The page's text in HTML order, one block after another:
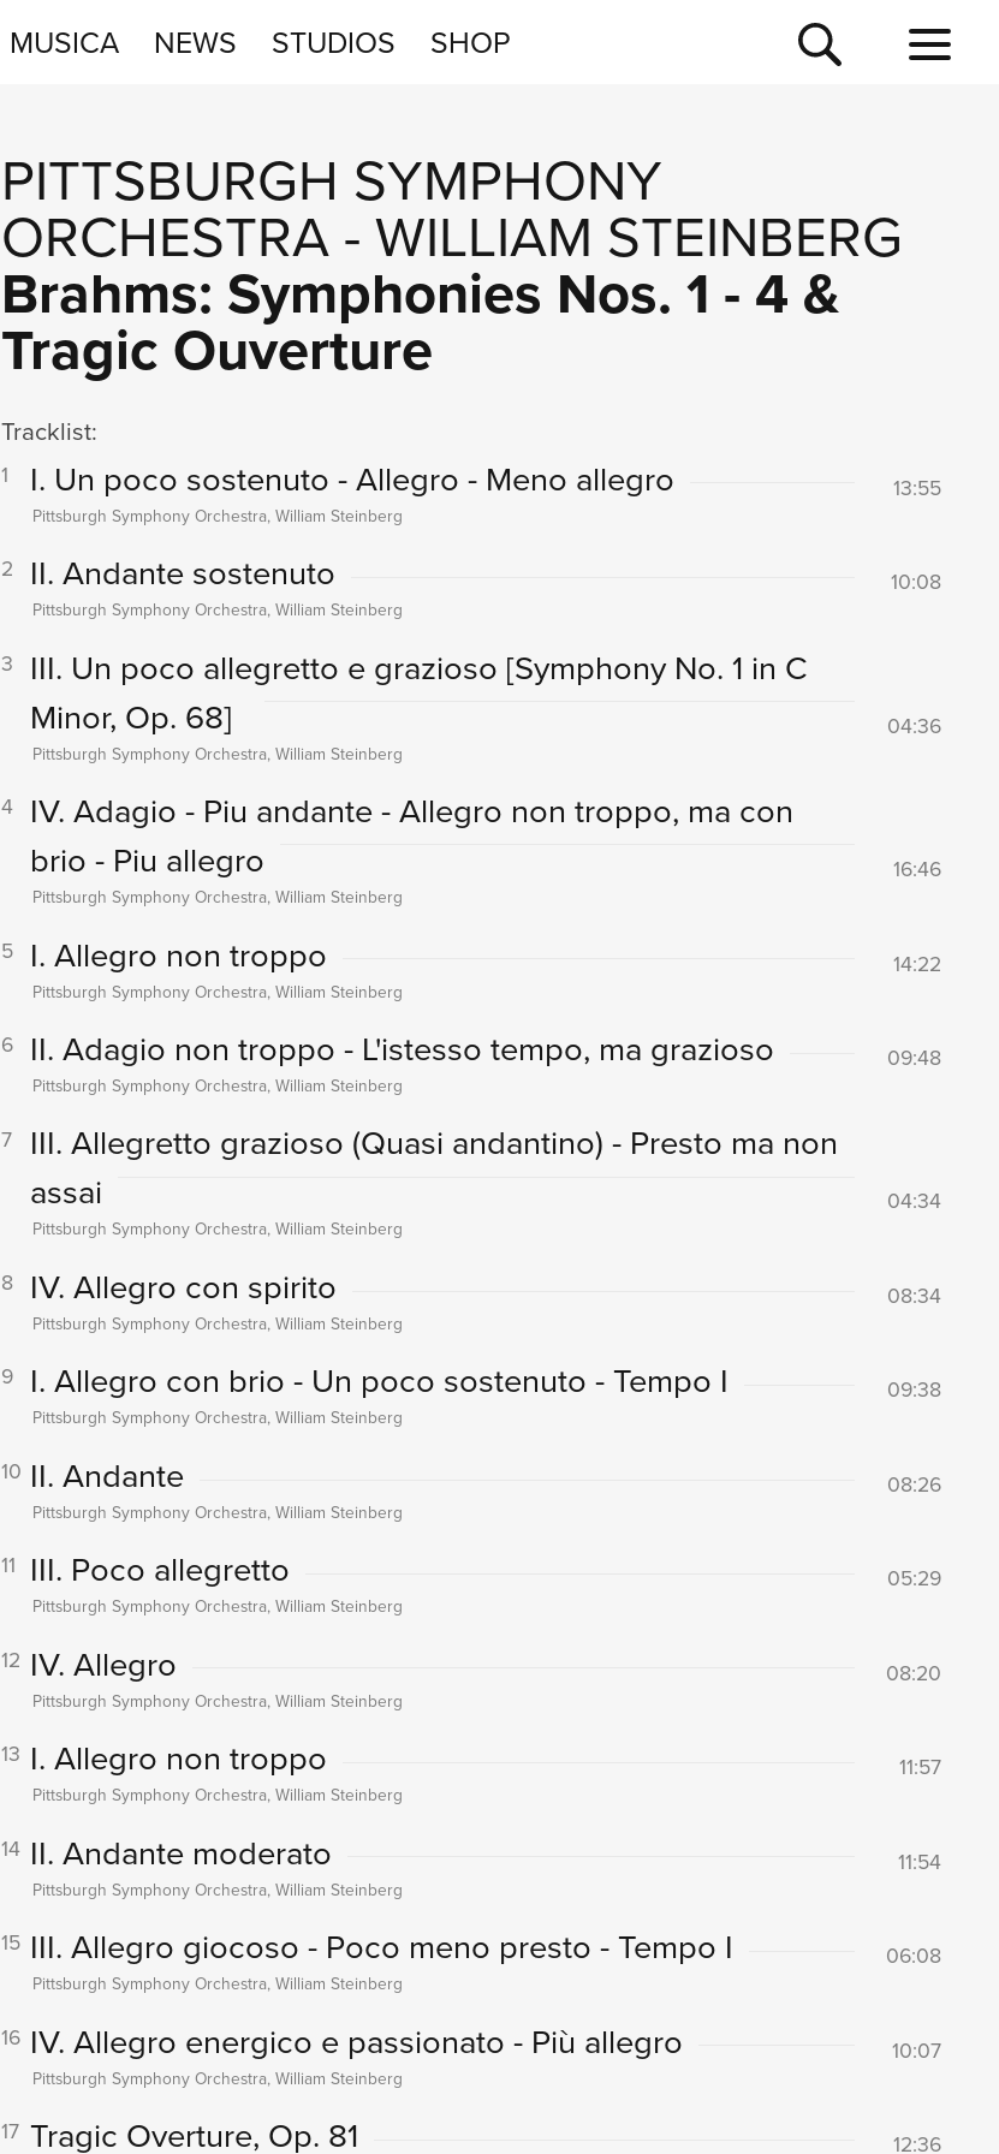
MUSICA NEWS STUDIOS SHOP
PITTSBURGH SYMPHONY
ORCHESTRA-WILLIAM STEINBERG
Brahms: Symphonies Nos. 1 - 4 &
Tragic Ouverture
Tracklist:
1 I. Un poco sostenuto - Allegro - Meno allegro 13:55
Pittsburgh Symphony Orchestra, William Steinberg
2 II. Andante sostenuto 10:08
Pittsburgh Symphony Orchestra, William Steinberg
3 III. Un poco allegretto e grazioso [Symphony No. 1 in C
Minor, Op. 68]
04:36
Pittsburgh Symphony Orchestra, William Steinberg
4
IV. Adagio - Piu andante - Allegro non troppo, ma con
brio - Piu allegro
16:46
Pittsburgh Symphony Orchestra, William Steinberg
5 I. Allegro non troppo 14:22
Pittsburgh Symphony Orchestra, William Steinberg
6 II. Adagio non troppo - L'istesso tempo, ma grazioso 09:48
Pittsburgh Symphony Orchestra, William Steinberg
7
III. Allegretto grazioso (Quasi andantino) - Presto ma non
assai
04:34
Pittsburgh Symphony Orchestra, William Steinberg
8 IV. Allegro con spirito 08:34
Pittsburgh Symphony Orchestra, William Steinberg
9 I. Allegro con brio - Un poco sostenuto - Tempo I 09:38
Pittsburgh Symphony Orchestra, William Steinberg
10 II. Andante 08:26
Pittsburgh Symphony Orchestra, William Steinberg
11 III. Poco allegretto 05:29
Pittsburgh Symphony Orchestra, William Steinberg
12 IV. Allegro 08:20
Pittsburgh Symphony Orchestra, William Steinberg
13 I. Allegro non troppo 11:57
Pittsburgh Symphony Orchestra, William Steinberg
14 II. Andante moderato 11:54
Pittsburgh Symphony Orchestra, William Steinberg
15 III. Allegro giocoso - Poco meno presto - Tempo I 06:08
Pittsburgh Symphony Orchestra, William Steinberg
16 IV. Allegro energico e passionato - Più allegro 10:07
Pittsburgh Symphony Orchestra, William Steinberg
17 Tragic Overture, Op. 81 12:36
SHOP
NEWS